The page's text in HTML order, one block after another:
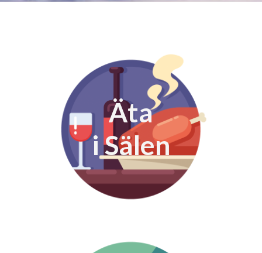
Äta
​​​​​​​i Sälen